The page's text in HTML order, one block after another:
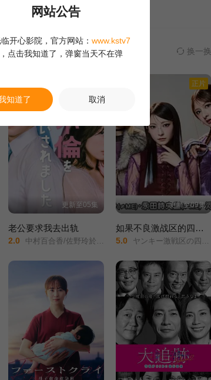
换一换
更新至05集
老公要求我去出轨
2.0 中村百合香/佐野玲於/山野海/叶山奖之/滨津隆之/桥本美敦子/横野堇/
正片
更新至09集
如果不良激战区的四天王转生成了偶像团体
5.0 ヤンキー激戦区の四天王がアイドルグループに転生したら？/(2026)/
网站公告
开心影院，官方网站： www.kstv7
，点击我知道了，弹窗当天不在弹
知道了 取消